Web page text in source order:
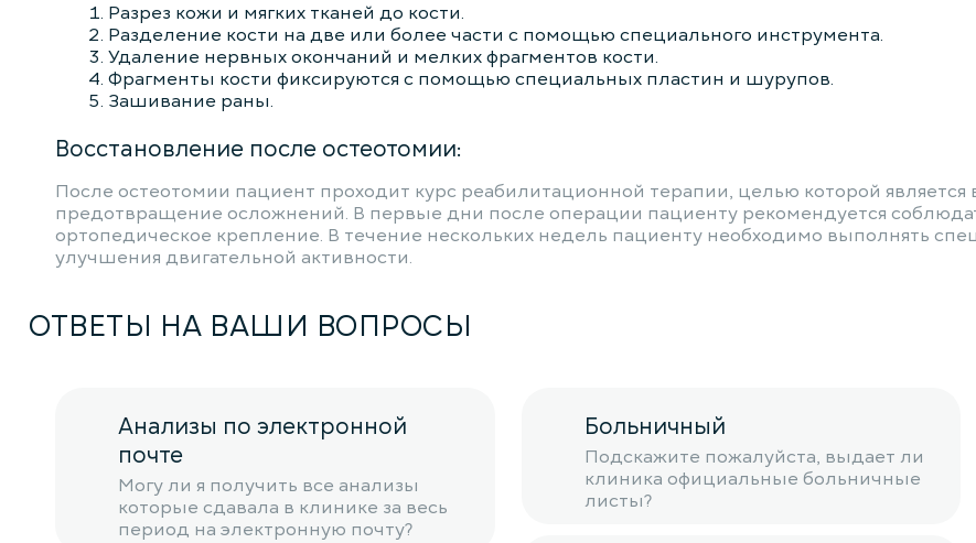
Разрез кожи и мягких тканей до кости.
Разделение кости на две или более части с помощью специального инструмента.
Удаление нервных окончаний и мелких фрагментов кости.
Фрагменты кости фиксируются с помощью специальных пластин и шурупов.
Зашивание раны.
Восстановление после остеотомии:
После остеотомии пациент проходит курс реабилитационной терапии, целью которой
предотвращение осложнений. В первые дни после операции пациенту рекомендуется
ортопедическое крепление. В течение нескольких недель пациенту необходимо выполнять
улучшения двигательной активности.
ОТВЕТЫ НА ВАШИ ВОПРОСЫ
Анализы по электронной
почте
Могу ли я получить все анализы
которые сдавала в клинике за весь
период на электронную почту?
Больничный
Подскажите пожалуйста, выдает ли
клиника официальные больничные
листы?